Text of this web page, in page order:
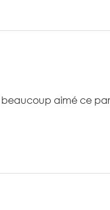
beaucoup aimé ce